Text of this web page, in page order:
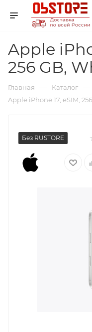
Apple
256 GB,
Главная — Каталог —
Apple iPhone 17, eSIM,
Без RUSTORE